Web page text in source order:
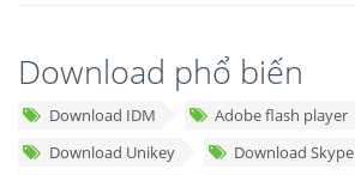
Download phổ biến
Download IDM
Adobe flash player
Download Unikey
Download Skype